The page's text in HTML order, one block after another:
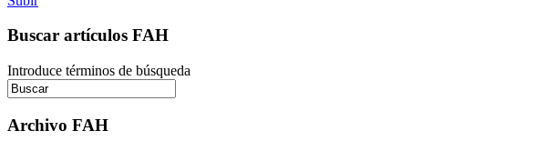
Buscar artículos FAH
Introduce términos de búsqueda
Archivo FAH